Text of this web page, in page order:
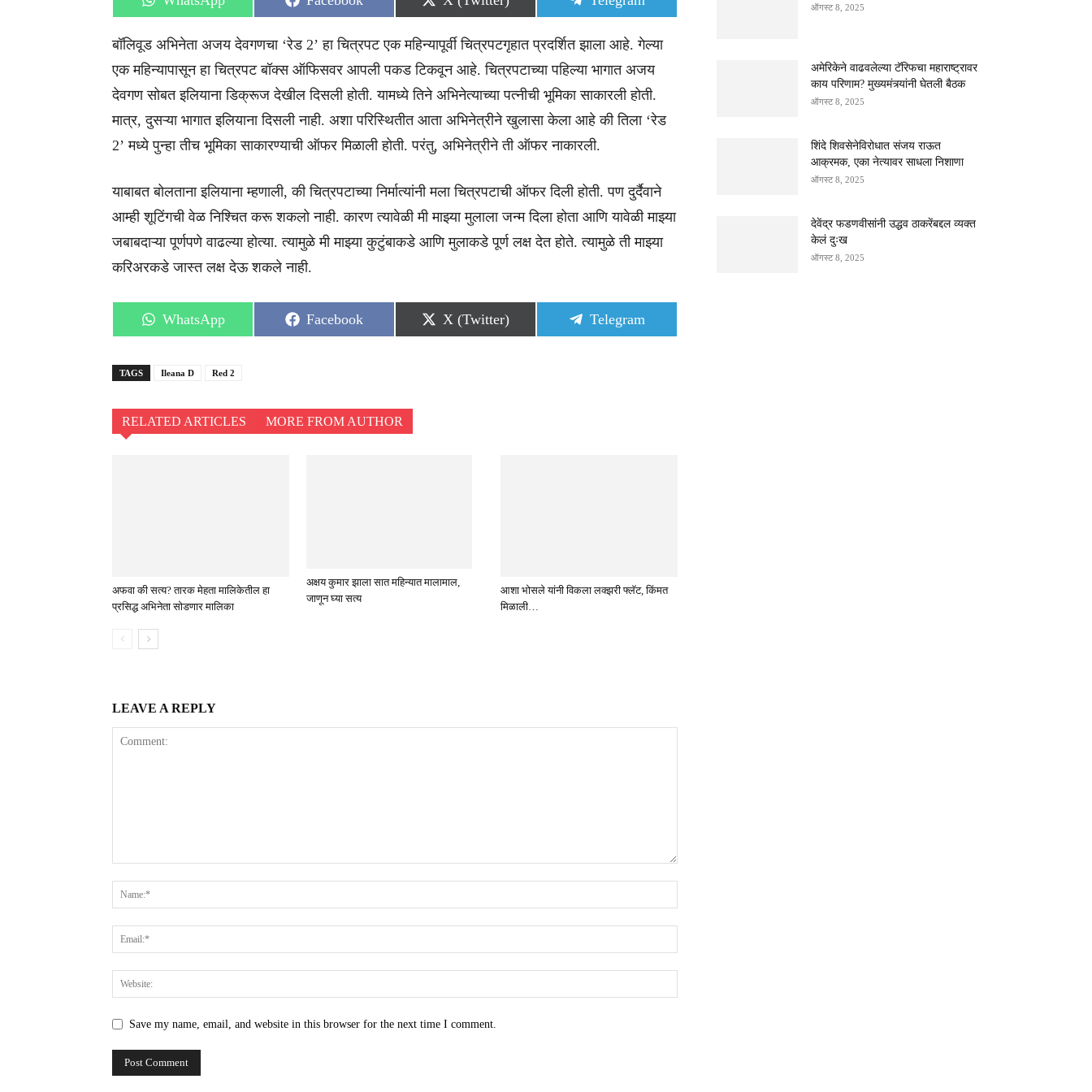
on
on
on
on
बॉलिवूड अभिनेता अजय देवगणचा ‘रेड 2’ हा चित्रपट एक महिन्यापूर्वी चित्रपटगृहात प्रदर्शित झाला आहे. गेल्या
एक महिन्यापासून हा चित्रपट बॉक्स ऑफिसवर आपली पकड टिकवून आहे. चित्रपटाच्या पहिल्या भागात अजय
देवगण सोबत इलियाना डिक्रूज देखील दिसली होती. यामध्ये तिने अभिनेत्याच्या पत्नीची भूमिका साकारली होती.
मात्र, दुसऱ्या भागात इलियाना दिसली नाही. अशा परिस्थितीत आता अभिनेत्रीने खुलासा केला आहे की तिला ‘रेड
2’ मध्ये पुन्हा तीच भूमिका साकारण्याची ऑफर मिळाली होती. परंतु, अभिनेत्रीने ती ऑफर नाकारली.
याबाबत बोलताना इलियाना म्हणाली, की चित्रपटाच्या निर्मात्यांनी मला चित्रपटाची ऑफर दिली होती. पण दुर्दैवाने
आम्ही शूटिंगची वेळ निश्चित करू शकलो नाही. कारण त्यावेळी मी माझ्या मुलाला जन्म दिला होता आणि यावेळी माझ्या
जबाबदाऱ्या पूर्णपणे वाढल्या होत्या. त्यामुळे मी माझ्या कुटुंबाकडे आणि मुलाकडे पूर्ण लक्ष देत होते. त्यामुळे ती माझ्या
करिअरकडे जास्त लक्ष देऊ शकले नाही.
Share
on
WhatsApp
Share
on
Facebook
Share
on
X (Twitter)
Share
on
Telegram
TAGS Ileana D Red 2
RELATED ARTICLES MORE FROM AUTHOR
अफवा की सत्य? तारक मेहता मालिकेतील हा
प्रसिद्ध अभिनेता सोडणार मालिका
अक्षय कुमार झाला सात महिन्यात मालामाल,
जाणून घ्या सत्य
आशा भोसले यांनी विकला लक्झरी फ्लॅट, किंमत
मिळाली…
LEAVE A REPLY
Save my name, email, and website in this browser for the next time I comment.
ऑगस्ट 8, 2025
अमेरिकेने वाढवलेल्या टॅरिफचा महाराष्ट्रावर
काय परिणाम? मुख्यमंत्र्यांनी घेतली बैठक
ऑगस्ट 8, 2025
शिंदे शिवसेनेविरोधात संजय राऊत
आक्रमक, एका नेत्यावर साधला निशाणा
ऑगस्ट 8, 2025
देवेंद्र फडणवीसांनी उद्धव ठाकरेंबद्दल व्यक्त
केलं दुःख
ऑगस्ट 8, 2025